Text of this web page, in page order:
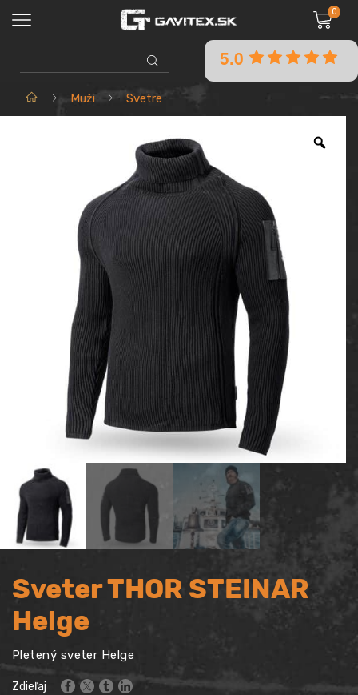
0
SEARCH
INPUT
5.0
Domov Muži Svetre
Sveter THOR STEINAR
Helge
Pletený sveter Helge
Zdieľaj